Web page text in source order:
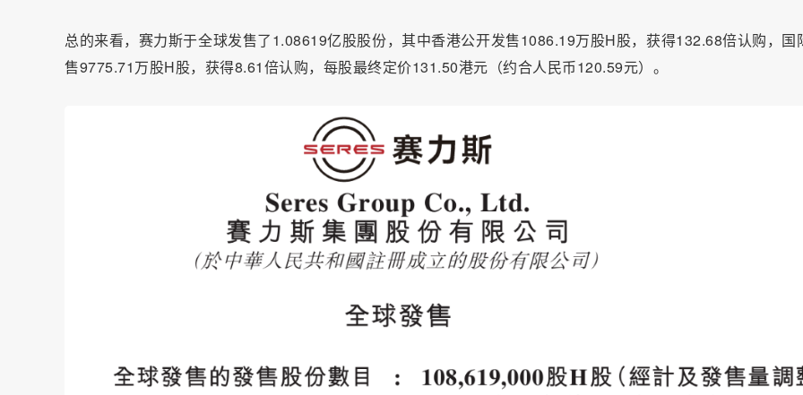
总的来看，赛力斯于全球发售了1.08619亿股股份，其中香港公开发售1086.19万股H股，获得132.68倍认购，国
售9775.71万股H股，获得8.61倍认购，每股最终定价131.50港元（约合人民币120.59元）。